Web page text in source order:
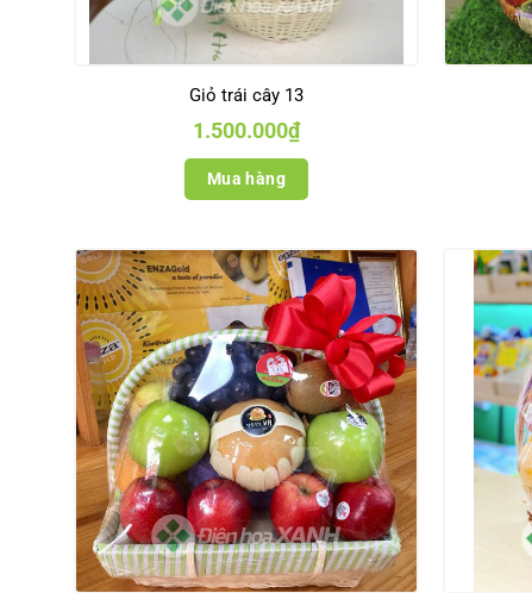
Giỏ trái cây 13
1.500.000₫
Mua hàng